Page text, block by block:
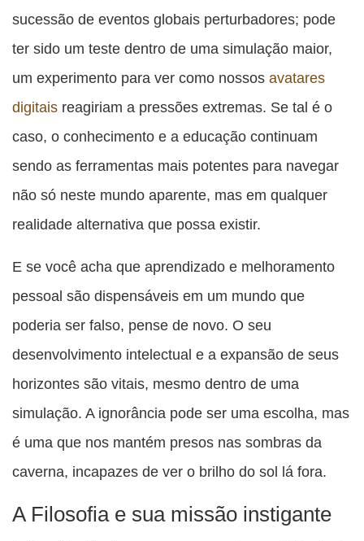
sucessão de eventos globais perturbadores; pode
ter sido um teste dentro de uma simulação maior,
um experimento para ver como nossos avatares
digitais reagiriam a pressões extremas. Se tal é o
caso, o conhecimento e a educação continuam
sendo as ferramentas mais potentes para navegar
não só neste mundo aparente, mas em qualquer
realidade alternativa que possa existir.
E se você acha que aprendizado e melhoramento
pessoal são dispensáveis em um mundo que
poderia ser falso, pense de novo. O seu
desenvolvimento intelectual e a expansão de seus
horizontes são vitais, mesmo dentro de uma
simulação. A ignorância pode ser uma escolha, mas
é uma que nos mantém presos nas sombras da
caverna, incapazes de ver o brilho do sol lá fora.
A Filosofia e sua missão instigante